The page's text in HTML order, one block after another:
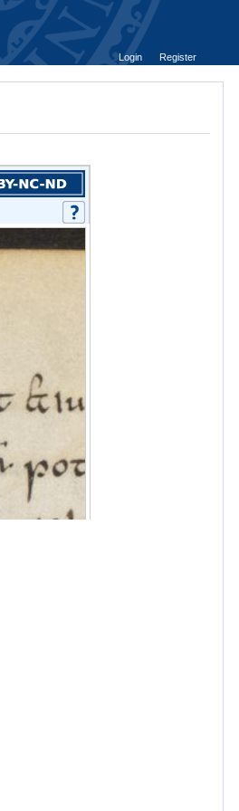
Login
Register